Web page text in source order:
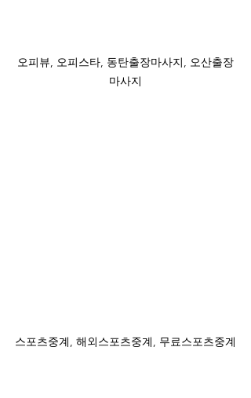
오피뷰, 오피스타, 동탄출장마사지, 오산출장
마사지
스포츠중계, 해외스포츠중계, 무료스포츠중계